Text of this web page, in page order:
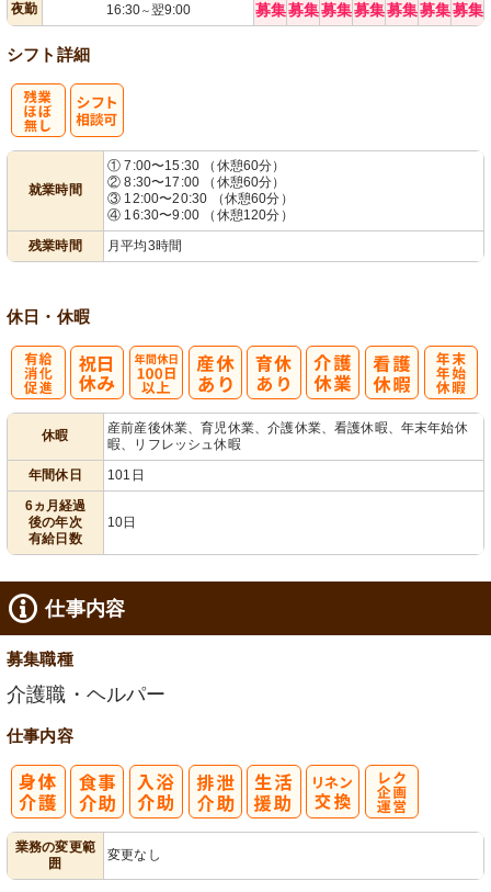
夜勤 16:30～翌9:00 募集募集募集募集募集募集募集
シフト詳細
就業時間
① 7:00〜15:30 （休憩60分）
② 8:30〜17:00 （休憩60分）
③ 12:00〜20:30 （休憩60分）
④ 16:30〜9:00 （休憩120分）
残業時間
月平均3時間
休日・休暇
休暇
産前産後休業、育児休業、介護休業、看護休暇、年末年始休
暇、リフレッシュ休暇
年間休日
101日
6ヵ月経過
後の年次
有給日数
10日
仕事内容
募集職種
介護職・ヘルパー
仕事内容
業務の変更範
囲
変更なし